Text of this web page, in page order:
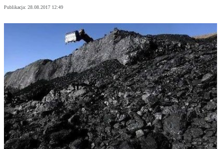
Publikacja: 28.08.2017 12:49